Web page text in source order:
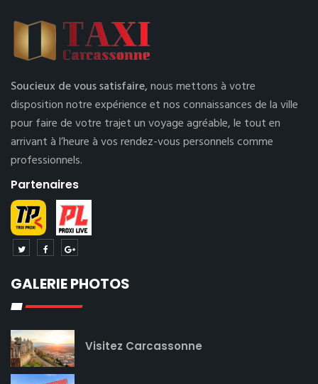
Soucieux de vous satisfaire,nous mettons à votre
disposition notre expérience et nos connaissances de la ville
pour faire de votre trajet un voyage agréable, le tout en
arrivant à l’heure à vos rendez-vous personnels comme
professionnels.
Partenaires
GALERIE PHOTOS
Visitez Carcassonne